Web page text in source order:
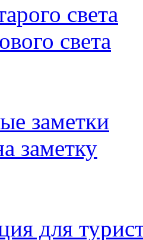
света
света
заметки
заметку
для